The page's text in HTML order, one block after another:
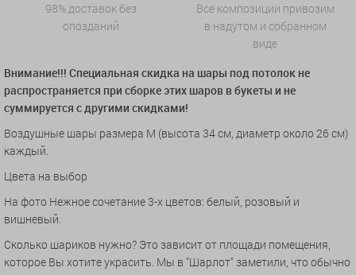
98% доставок без
опозданий
Все композиции привозим
в надутом и собранном
виде
Внимание!!! Специальная скидка на шары под потолок не
распространяется при сборке этих шаров в букеты и не
суммируется с другими скидками!
Воздушные шары размера M (высота 34 см, диаметр около 26 см)
каждый.
Цвета на выбор
На фото Нежное сочетание 3-х цветов: белый, розовый и
вишневый.
Сколько шариков нужно? Это зависит от площади помещения,
которое Вы хотите украсить. Мы в "Шарлот" заметили, что обычно